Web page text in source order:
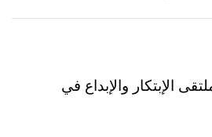
الإبتكار والإبداع في